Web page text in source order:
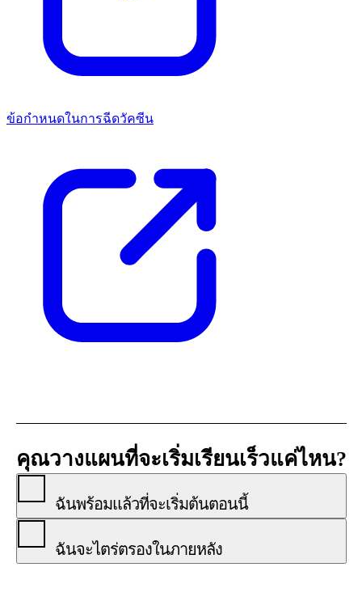
ข้อกำหนดในการฉีดวัคซีน
คุณวางแผนที่จะเริ่มเรียนเร็วแค่ไหน?
ฉันพร้อมแล้วที่จะเริ่มต้นตอนนี้
ฉันจะไตร่ตรองในภายหลัง